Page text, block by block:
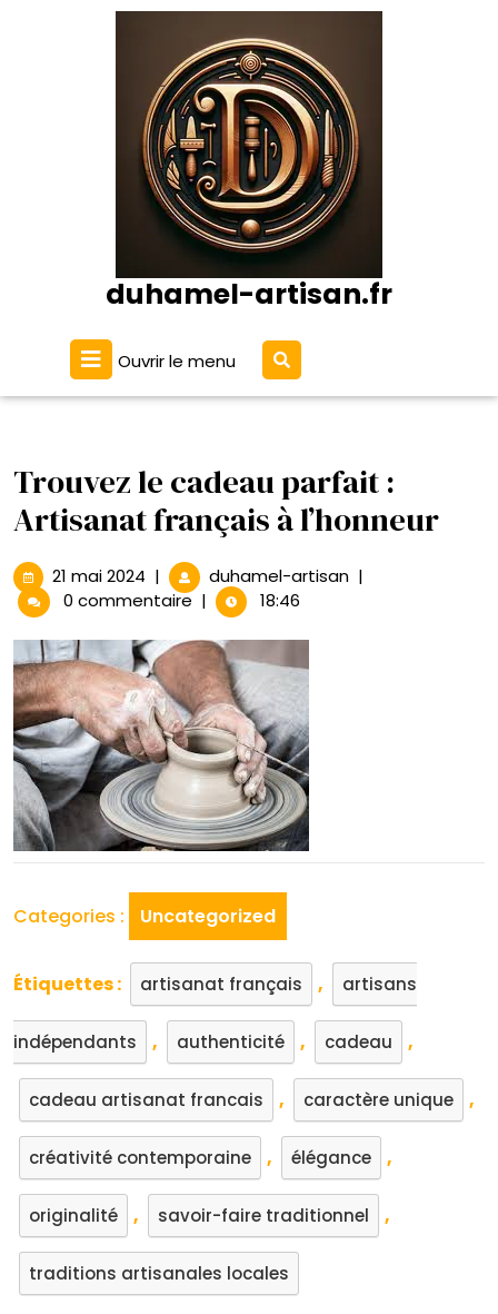
duhamel-artisan.fr
Ouvrir le menu Ouvrir
le
menu
Trouvez le cadeau parfait :
Artisanat français à l’honneur
21 mai 2024 21
mai
| duhamel-artisanTrouvez
|
0 commentaire | 18:46
Categories : Uncategorized
Étiquettes : artisanat français , artisans
indépendants , authenticité , cadeau ,
cadeau artisanat francais , caractère unique ,
créativité contemporaine , élégance ,
originalité , savoir-faire traditionnel ,
traditions artisanales locales